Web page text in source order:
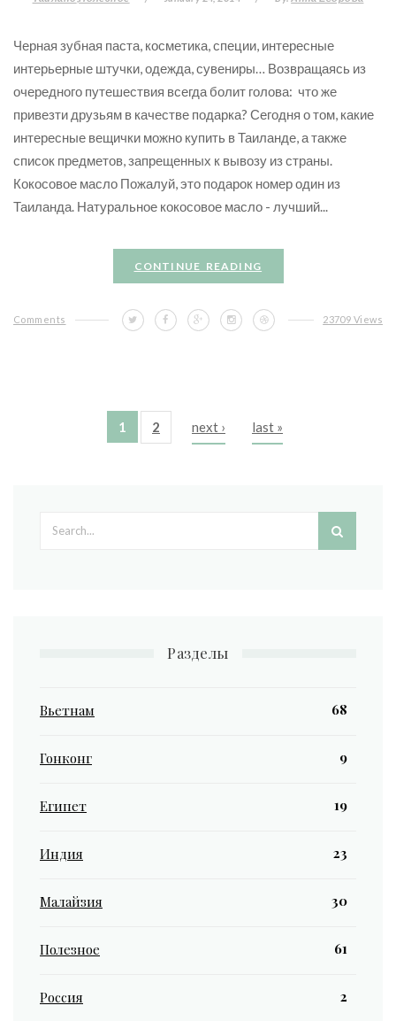
Черная зубная паста, косметика, специи, интересные
интерьерные штучки, одежда, сувениры… Возвращаясь из
очередного путешествия всегда болит голова: что же
привезти друзьям в качестве подарка? Сегодня о том, какие
интересные вещички можно купить в Таиланде, а также
список предметов, запрещенных к вывозу из страны.
Кокосовое масло Пожалуй, это подарок номер один из
Таиланда. Натуральное кокосовое масло - лучший...
CONTINUE READING
Comments 23709 Views
1 2 next › last »
Разделы
Вьетнам 68
Гонконг 9
Египет 19
Индия 23
Малайзия 30
Полезное 61
Россия 2